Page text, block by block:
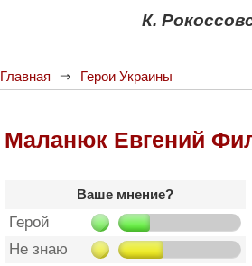
К.
Главная Герои Украины
Маланюк Евгений
Ваше мнение?
Герой
Не знаю